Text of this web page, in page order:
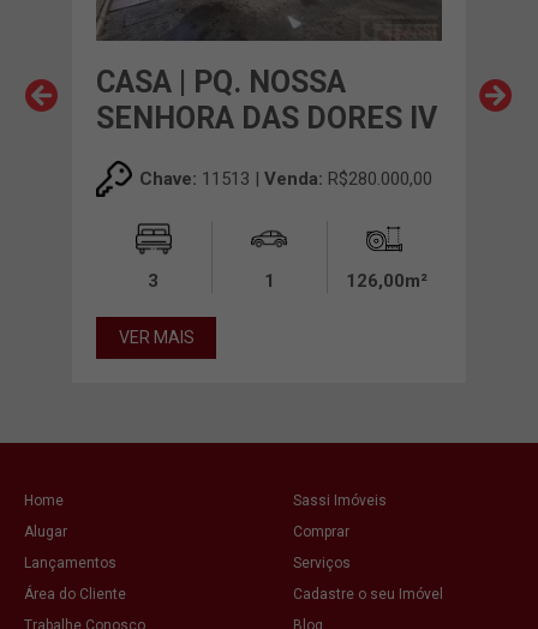
CASA | PQ. NOSSA
SENHORA DAS DORES IV
Chave: 11513 | Venda: R$280.000,00
3 1 126,00m²
VER MAIS
Home
Sassi Imóveis
Alugar
Comprar
Lançamentos
Serviços
Área do Cliente
Cadastre o seu Imóvel